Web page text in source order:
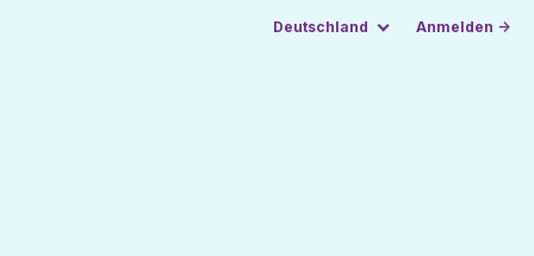
Deutschland Anmelden →